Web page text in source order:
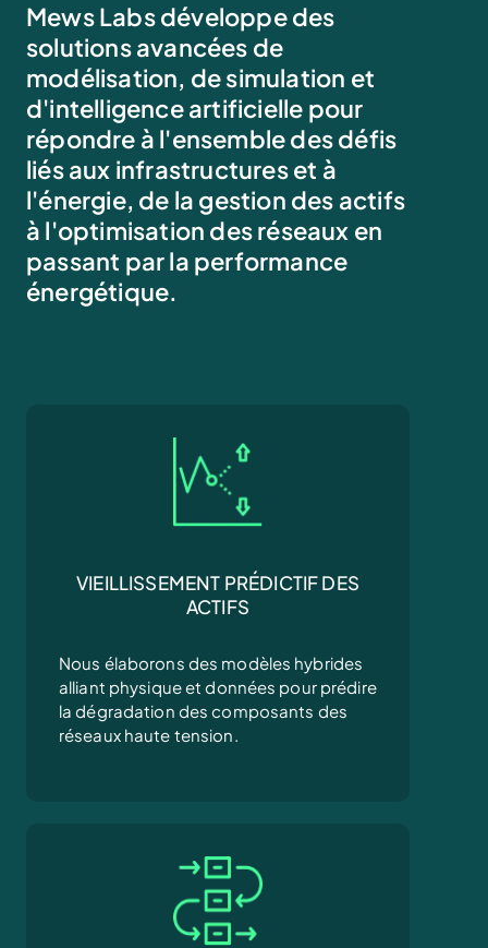
Mews Labs développe des
solutions avancées de
modélisation, de simulation et
d'intelligence artificielle pour
répondre à l'ensemble des défis
liés aux infrastructures et à
l'énergie, de la gestion des actifs
à l'optimisation des réseaux en
passant par la performance
énergétique.
VIEILLISSEMENT PRÉDICTIF DES
ACTIFS
Nous élaborons des modèles hybrides
alliant physique et données pour prédire
la dégradation des composants des
réseaux haute tension.